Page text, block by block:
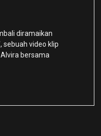
diramaikan
sebuah video klip
bersama